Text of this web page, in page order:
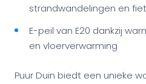
strandwandelingen en
E-peil van E20 dankzij
en vloerverwarming
Puur Duin biedt een unieke